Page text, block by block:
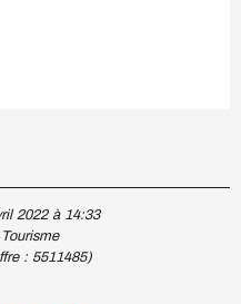
2022 à 14:33
: 5511485)